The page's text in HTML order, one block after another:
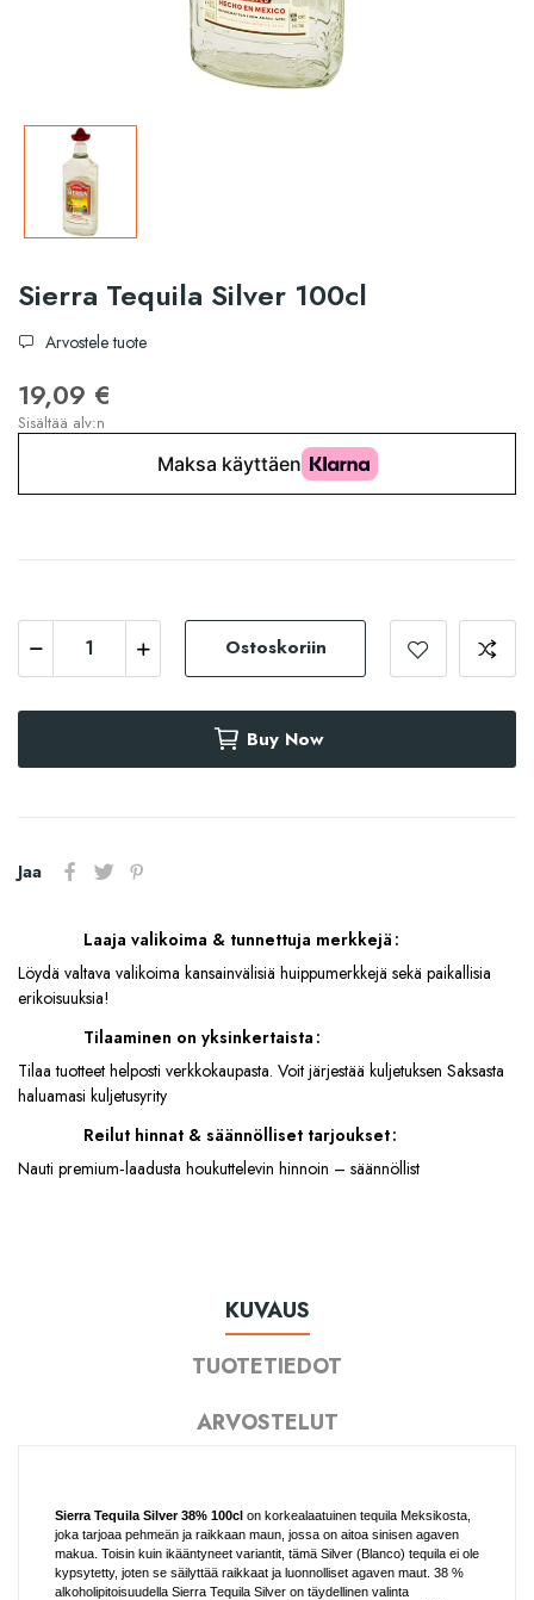
Sierra Tequila Silver 100cl
Arvostele tuote
19,09 €
Sisältää alv:n
Ostoskoriin
Buy Now
Jaa
Laaja valikoima & tunnettuja merkkejä
Löydä valtava valikoima kansainvälisiä huippumerkkejä sekä paikallisia
erikoisuuksia!
Tilaaminen on yksinkertaista
Tilaa tuotteet helposti verkkokaupasta. Voit järjestää kuljetuksen Saksasta
haluamasi kuljetusyrity
Reilut hinnat & säännölliset tarjoukset
Nauti premium‑laadusta houkuttelevin hinnoin – säännöllist
KUVAUS
TUOTETIEDOT
ARVOSTELUT
Sierra Tequila Silver 38% 100cl on korkealaatuinen tequila Meksikosta,
joka tarjoaa pehmeän ja raikkaan maun, jossa on aitoa sinisen agaven
makua. Toisin kuin ikääntyneet variantit, tämä Silver (Blanco) tequila ei ole
kypsytetty, joten se säilyttää raikkaat ja luonnolliset agaven maut. 38 %
alkoholipitoisuudella Sierra Tequila Silver on täydellinen valinta